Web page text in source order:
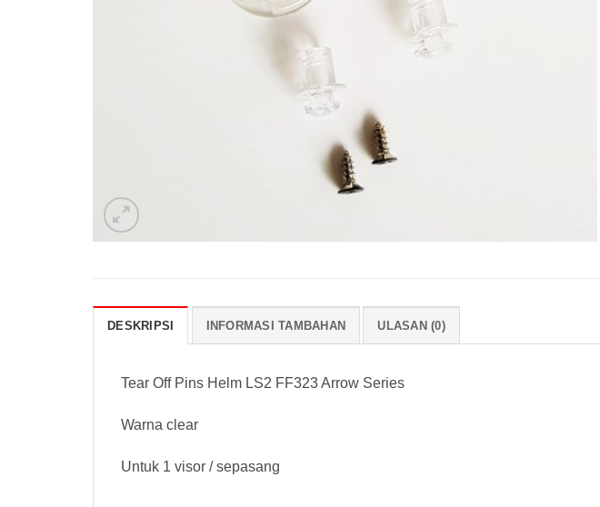
DESKRIPSI INFORMASI TAMBAHAN ULASAN (0)
Tear Off Pins Helm LS2 FF323 Arrow Series
Warna clear
Untuk 1 visor / sepasang